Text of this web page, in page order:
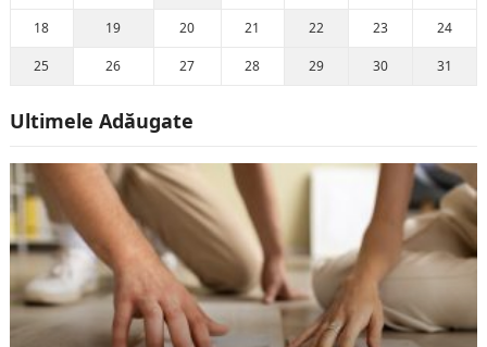
18 19 20 21 22 23 24
25 26 27 28 29 30 31
Ultimele Adăugate